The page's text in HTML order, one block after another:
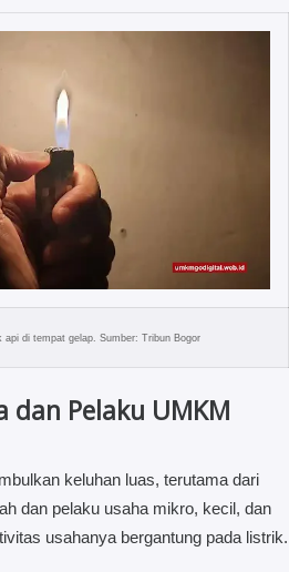
api di tempat gelap. Sumber: Tribun Bogor
dan Pelaku UMKM
keluhan luas, terutama dari
dan pelaku usaha mikro, kecil, dan
usahanya bergantung pada listrik.